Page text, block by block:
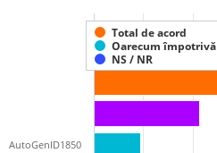
Total de acord
Oarecum împotrivă
NS / NR
AutoGenID1850